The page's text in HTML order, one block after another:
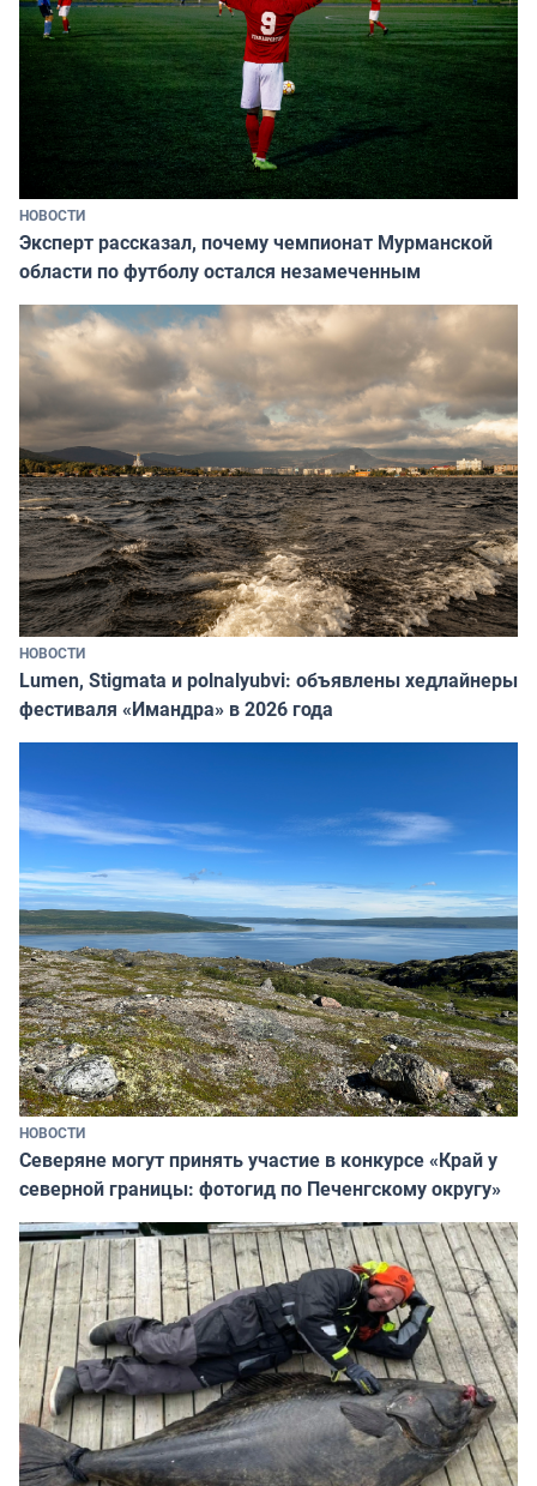
НОВОСТИ
Эксперт рассказал, почему чемпионат Мурманской
области по футболу остался незамеченным
НОВОСТИ
Lumen, Stigmata и polnalyubvi: объявлены хедлайнеры
фестиваля «Имандра» в 2026 года
НОВОСТИ
Северяне могут принять участие в конкурсе «Край у
северной границы: фотогид по Печенгскому округу»